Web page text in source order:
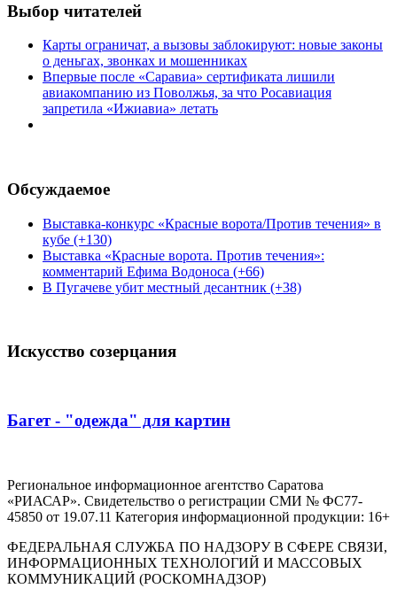
Выбор читателей
Карты ограничат, а вызовы заблокируют: новые законы
о деньгах, звонках и мошенниках
Впервые после «Саравиа» сертификата лишили
авиакомпанию из Поволжья, за что Росавиация
запретила «Ижиавиа» летать
Обсуждаемое
Выставка-конкурс «Красные ворота/Против течения» в
кубе (+130)
Выставка «Красные ворота. Против течения»:
комментарий Ефима Водоноса (+66)
В Пугачеве убит местный десантник (+38)
Искусство созерцания
Багет - "одежда" для картин
Региональное информационное агентство Саратова
«РИАСАР». Свидетельство о регистрации СМИ № ФС77-
45850 от 19.07.11 Категория информационной продукции: 16+
ФЕДЕРАЛЬНАЯ СЛУЖБА ПО НАДЗОРУ В СФЕРЕ СВЯЗИ,
ИНФОРМАЦИОННЫХ ТЕХНОЛОГИЙ И МАССОВЫХ
КОММУНИКАЦИЙ (РОСКОМНАДЗОР)